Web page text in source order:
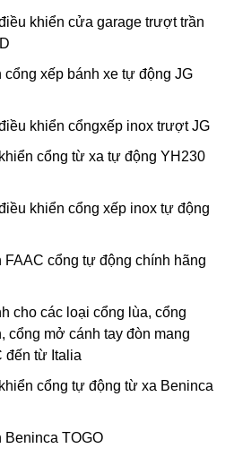
khiển cửa garage trượt trần
cổng xếp bánh xe tự động JG
khiển cổngxếp inox trượt JG
cổng từ xa tự động YH230
khiển cổng xếp inox tự động
FAAC cổng tự động chính hãng
cho các loại cổng lùa, cổng
cổng mở cánh tay đòn mang
đến từ Italia
cổng tự động từ xa Beninca
Beninca TOGO